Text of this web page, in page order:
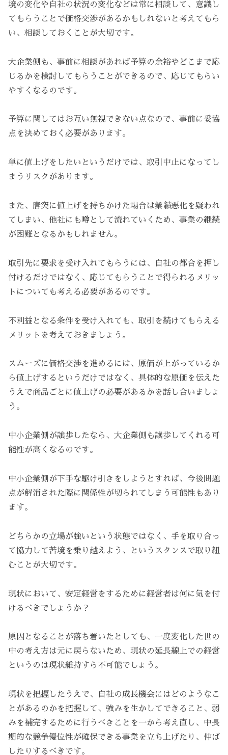
境の変化や自社の状況の変化などは常に相談して、意識し
てもらうことで価格交渉があるかもしれないと考えてもら
い、相談しておくことが大切です。
大企業側も、事前に相談があれば予算の余裕やどこまで応
じるかを検討してもらうことができるので、応じてもらい
やすくなるのです。
予算に関してはお互い無視できない点なので、事前に妥協
点を決めておく必要があります。
単に値上げをしたいというだけでは、取引中止になってし
まうリスクがあります。
また、唐突に値上げを持ちかけた場合は業績悪化を疑われ
てしまい、他社にも噂として流れていくため、事業の継続
が困難となるかもしれません。
取引先に要求を受け入れてもらうには、自社の都合を押し
付けるだけではなく、応じてもらうことで得られるメリッ
トについても考える必要があるのです。
不利益となる条件を受け入れても、取引を続けてもらえる
メリットを考えておきましょう。
スムーズに価格交渉を進めるには、原価が上がっているか
ら値上げするというだけではなく、具体的な原価を伝えた
うえで商品ごとに値上げの必要があるかを話し合いましょ
う。
中小企業側が譲歩したなら、大企業側も譲歩してくれる可
能性が高くなるのです。
中小企業側が下手な駆け引きをしようとすれば、今後問題
点が解消された際に関係性が切られてしまう可能性もあり
ます。
どちらかの立場が強いという状態ではなく、手を取り合っ
て協力して苦境を乗り越えよう、というスタンスで取り組
むことが大切です。
現状において、安定経営をするために経営者は何に気を付
けるべきでしょうか？
原因となることが落ち着いたとしても、一度変化した世の
中の考え方は元に戻らないため、現状の延長線上での経営
というのは現状維持すら不可能でしょう。
現状を把握したうえで、自社の成長機会にはどのようなこ
とがあるのかを把握して、強みを生かしてできること、弱
みを補完するために行うべきことを一から考え直し、中長
期的な競争優位性が確保できる事業を立ち上げたり、伸ば
したりするべきです。